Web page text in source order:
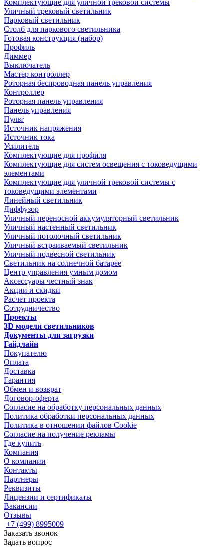
Комплектующие для уличной трековой системы
Уличный трековый светильник
Парковый светильник
Столб для паркового светильника
Готовая конструкция (набор)
Профиль
Диммер
Выключатель
Мастер контроллер
Роторная беспроводная панель управления
Контроллер
Роторная панель управления
Панель управления
Пульт
Источник напряжения
Источник тока
Усилитель
Комплектующие для профиля
Комплектующие для систем освещения с токоведущими
элементами
Комплектующие для уличной трековой системы с
токоведущими элементами
Линейный светильник
Диффузор
Уличный переносной аккумуляторный светильник
Уличный настенный светильник
Уличный потолочный светильник
Уличный встраиваемый светильник
Уличный подвесной светильник
Светильник на солнечной батарее
Центр управления умным домом
Аксессуары честный знак
Акции и скидки
Расчет проекта
Сотрудничество
Проекты
3D модели светильников
Документы для загрузки
Гайдлайн
Покупателю
Оплата
Доставка
Гарантия
Обмен и возврат
Договор-оферта
Согласие на обработку персональных данных
Политика обработки персональных данных
Политика в отношении файлов Cookie
Согласие на получение рекламы
Где купить
Компания
О компании
Контакты
Партнеры
Реквизиты
Лицензии и сертификаты
Вакансии
Отзывы
+7 (499) 8995009
Заказать звонок
Задать вопрос